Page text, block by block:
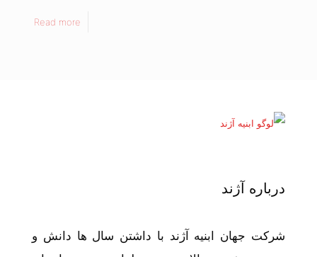
Read more
درباره آژند
شرکت جهان ابنیه آژند با داشتن سال ها دانش و